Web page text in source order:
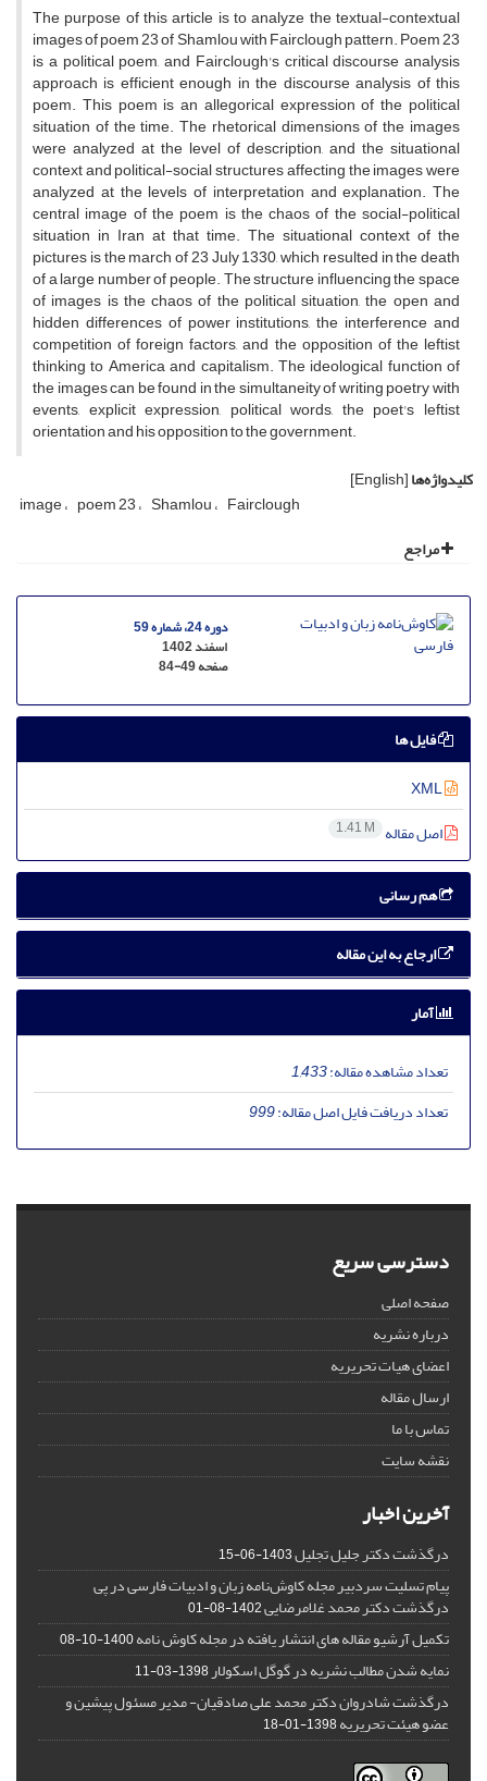
The purpose of this article is to analyze the textual-contextual
images of poem 23 of Shamlou with Fairclough pattern. Poem 23
is a political poem, and Fairclough's critical discourse analysis
approach is efficient enough in the discourse analysis of this
poem. This poem is an allegorical expression of the political
situation of the time. The rhetorical dimensions of the images
were analyzed at the level of description, and the situational
context and political-social structures affecting the images were
analyzed at the levels of interpretation and explanation. The
central image of the poem is the chaos of the social-political
situation in Iran at that time. The situational context of the
pictures is the march of 23 July 1330, which resulted in the death
of a large number of people. The structure influencing the space
of images is the chaos of the political situation, the open and
hidden differences of power institutions, the interference and
competition of foreign factors, and the opposition of the leftist
thinking to America and capitalism. The ideological function of
the images can be found in the simultaneity of writing poetry with
events, explicit expression, political words, the poet's leftist
orientation and his opposition to the government.
کلیدواژه‌ها[English]
image poem 23 Shamlou Fairclough
مراجع
دوره 24، شماره 59
اسفند 1402
صفحه84-49
فایل ها
اصل مقاله 1.41 M
هم رسانی
ارجاع به این مقاله
آمار
تعداد مشاهده مقاله:1,433
تعداد دریافت فایل اصل مقاله:999
دسترسی سریع
صفحه اصلی
درباره نشریه
اعضای هیات تحریریه
ارسال مقاله
تماس با ما
نقشه سایت
آخرین اخبار
درگذشت دکتر جلیل تجلیل1403-06-15
پیام تسلیت سردبیر مجله کاوش‌نامه زبان و ادبیات فارسی در پی
درگذشت دکتر محمد غلامرضایی1402-08-01
تکمیل آرشیو مقاله های انتشار یافته در مجله کاوش نامه1400-10-08
نمایه شدن مطالب نشریه در گوگل اسکولار1398-03-11
درگذشت شادروان دکتر محمد علی صادقیان- مدیر مسئول پیشین و
عضو هیئت تحریریه1398-01-18